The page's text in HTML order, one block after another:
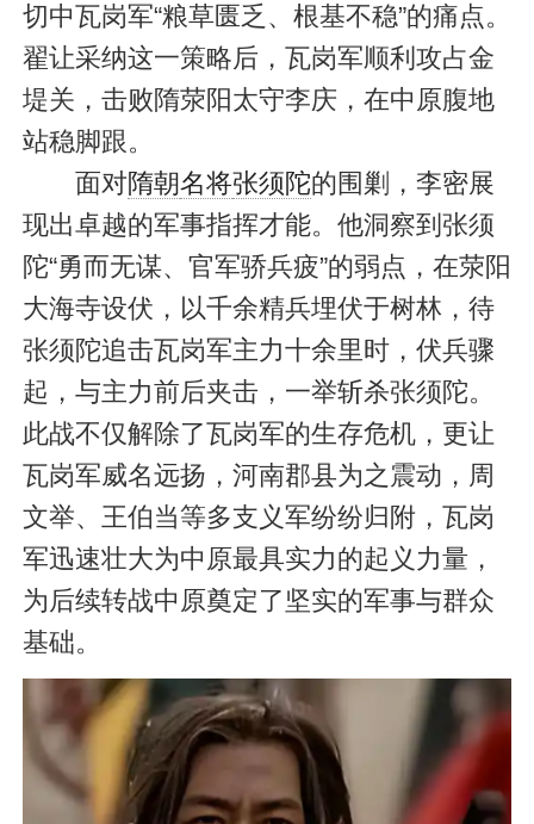
切中瓦岗军“粮草匮乏、根基不稳”的痛点。
翟让采纳这一策略后，瓦岗军顺利攻占金
堤关，击败隋荥阳太守李庆，在中原腹地
站稳脚跟。
面对隋朝名将张须陀的围剿，李密展
现出卓越的军事指挥才能。他洞察到张须
陀“勇而无谋、官军骄兵疲”的弱点，在荥阳
大海寺设伏，以千余精兵埋伏于树林，待
张须陀追击瓦岗军主力十余里时，伏兵骤
起，与主力前后夹击，一举斩杀张须陀。
此战不仅解除了瓦岗军的生存危机，更让
瓦岗军威名远扬，河南郡县为之震动，周
文举、王伯当等多支义军纷纷归附，瓦岗
军迅速壮大为中原最具实力的起义力量，
为后续转战中原奠定了坚实的军事与群众
基础。